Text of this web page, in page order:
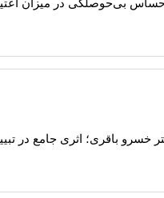
باقری؛ اثری جامع در